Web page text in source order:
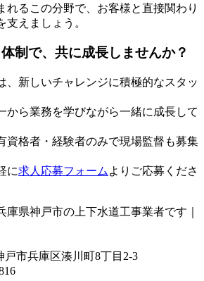
れるこの分野で、お客様と直接関わり
支えましょう。
制で、共に成長しませんか？
、新しいチャレンジに積極的なスタッ
から業務を学びながら一緒に成長して
資格者・経験者のみで現場監督も募集
に求人応募フォーム よりご応募くださ
庫県神戸市の上下水道工事業者です｜
市兵庫区湊川町8丁目2-3